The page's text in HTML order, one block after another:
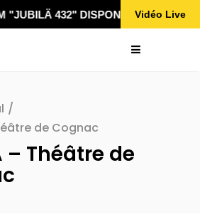
"JUBILÄ 432" DISPONIBLE !Vidéo Live
/
de Cognac
– Théâtre de